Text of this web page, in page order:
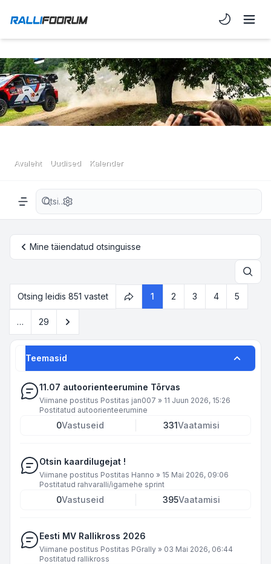
Light/Dark
Avaleht Uudised Kalender
Navigation menu
Täiendatud otsing
Mine täiendatud otsinguisse
Otsi
Otsing leidis 851 vastet
1. leht 29
1 2 3 4 5
… 29
Teemasid
11.07 autoorienteerumine Tõrvas
Viimane postitus Postitas jan007 » 11 Juun 2026, 15:26
Postitatud autoorienteerumine
0Vastuseid 331Vaatamisi
Otsin kaardilugejat !
Viimane postitus Postitas Hanno » 15 Mai 2026, 09:06
Postitatud rahvaralli/igamehe sprint
0Vastuseid 395Vaatamisi
Eesti MV Rallikross 2026
Viimane postitus Postitas PGrally » 03 Mai 2026, 06:44
Postitatud rallikross